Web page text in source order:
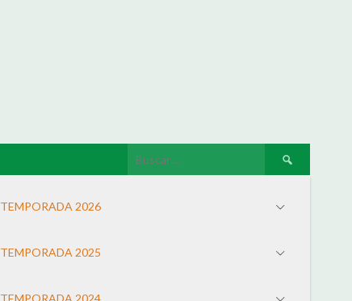
TEMPORADA 2026
TEMPORADA 2025
TEMPORADA 2024